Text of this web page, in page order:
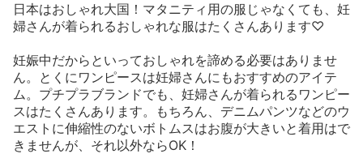
日本はおしゃれ大国！マタニティ用の服じゃなくても、妊
婦さんが着られるおしゃれな服はたくさんあります♡
妊娠中だからといっておしゃれを諦める必要はありませ
ん。とくにワンピースは妊婦さんにもおすすめのアイテ
ム。プチプラブランドでも、妊婦さんが着られるワンピー
スはたくさんあります。もちろん、デニムパンツなどのウ
エストに伸縮性のないボトムスはお腹が大きいと着用はで
きませんが、それ以外ならOK！